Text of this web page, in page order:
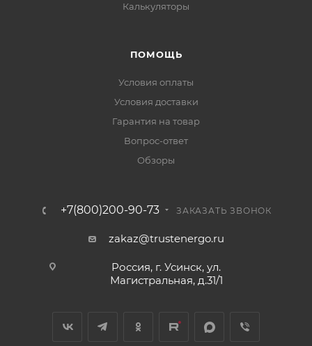
Калькуляторы
ПОМОЩЬ
Условия оплаты
Условия доставки
Гарантия на товар
Вопрос-ответ
Обзоры
+7(800)200-90-73 ЗАКАЗАТЬ ЗВОНОК
zakaz@trustenergo.ru
Россия, г. Усинск, ул.
Магистральная, д.31/1